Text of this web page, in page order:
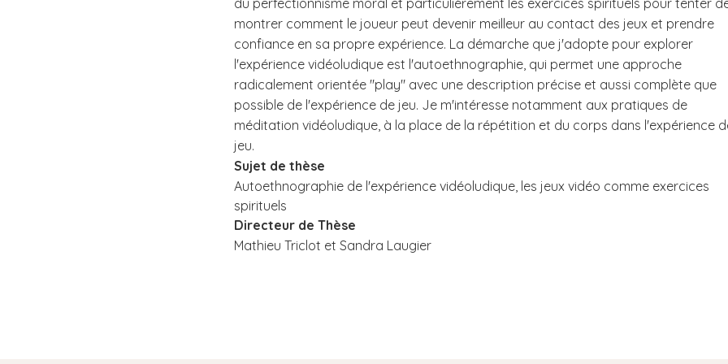
du perfectionnisme moral et particulièrement les exercices spirituels pour tenter
montrer comment le joueur peut devenir meilleur au contact des jeux et prendre
confiance en sa propre expérience. La démarche que j'adopte pour explorer
l'expérience vidéoludique est l'autoethnographie, qui permet une approche
radicalement orientée "play" avec une description précise et aussi complète que
possible de l'expérience de jeu. Je m'intéresse notamment aux pratiques de
méditation vidéoludique, à la place de la répétition et du corps dans l'expérience
jeu.
Sujet de thèse
Autoethnographie de l'expérience vidéoludique, les jeux vidéo comme exercices
spirituels
Directeur de Thèse
Mathieu Triclot et Sandra Laugier